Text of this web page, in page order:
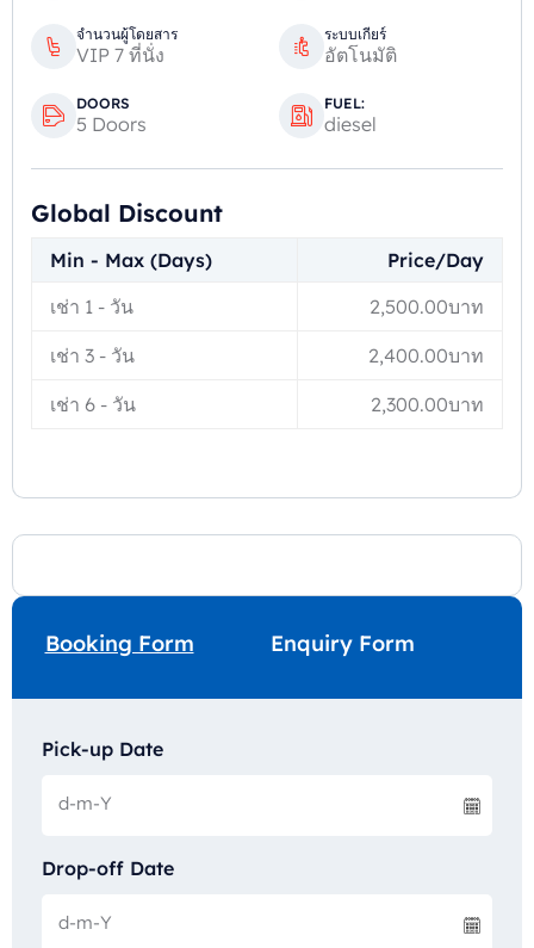
จำนวนผู้โดยสาร
VIP 7 ที่นั่ง
ระบบเกียร์
อัตโนมัติ
DOORS
5 Doors
FUEL:
diesel
Global Discount
Min - Max (Days)
Price/Day
เช่า 1 - วัน 2,500.00บาท
เช่า 3 - วัน 2,400.00บาท
เช่า 6 - วัน 2,300.00บาท
Booking Form Enquiry Form
Pick-up Date
Drop-off Date